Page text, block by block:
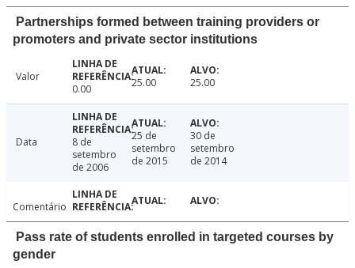
Partnerships formed between training providers or
promoters and private sector institutions
Valor
0.00
25.00 25.00
Data
8 de
setembro
de 2006
25 de
setembro
de 2015
30 de
setembro
de 2014
Comentário
Pass rate of students enrolled in targeted courses by
gender